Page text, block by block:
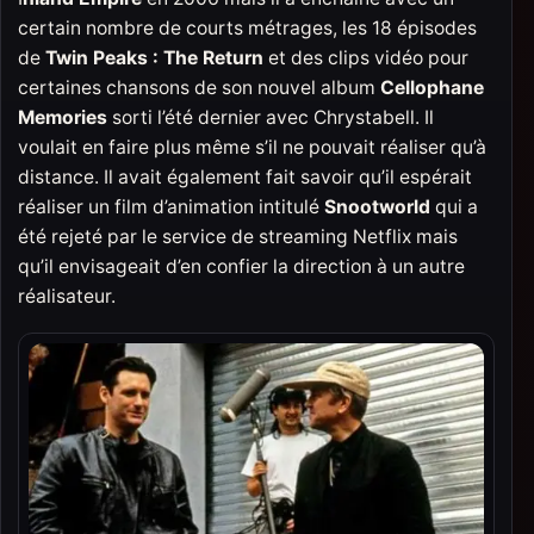
certain nombre de courts métrages, les 18 épisodes
de Twin Peaks : The Return et des clips vidéo pour
certaines chansons de son nouvel album Cellophane
Memories sorti l’été dernier avec Chrystabell. Il
voulait en faire plus même s’il ne pouvait réaliser qu’à
distance. Il avait également fait savoir qu’il espérait
réaliser un film d’animation intitulé Snootworld qui a
été rejeté par le service de streaming Netflix mais
qu’il envisageait d’en confier la direction à un autre
réalisateur.